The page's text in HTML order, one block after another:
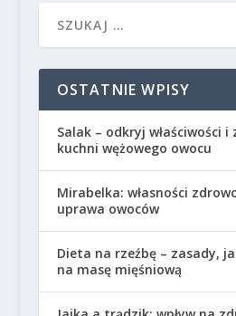
OSTATNIE WPISY
Salak – odkryj właściwości
kuchni wężowego owocu
Mirabelka: własności
uprawa owoców
Dieta na rzeźbę – zasady,
na masę mięśniową